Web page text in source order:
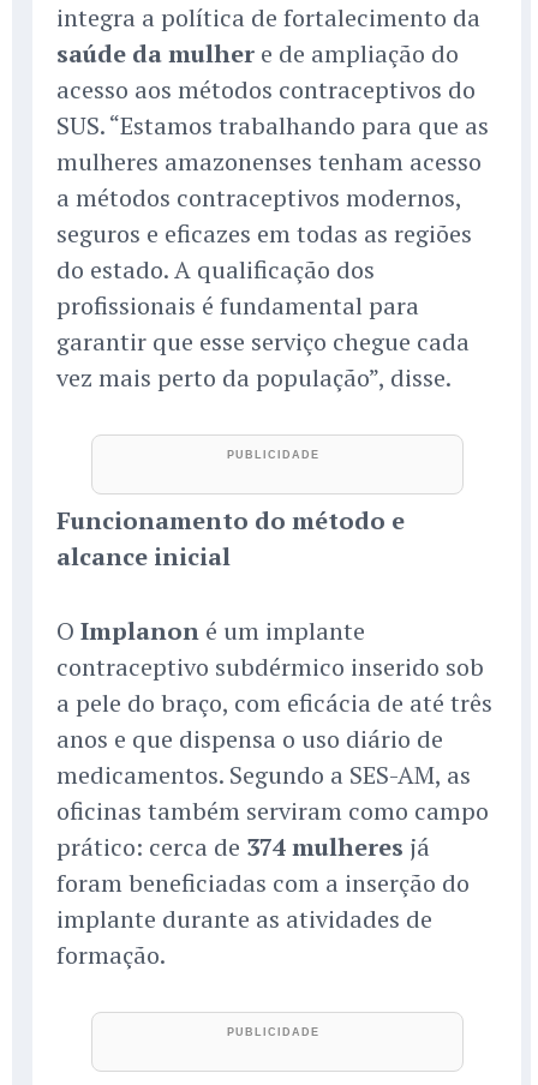
integra a política de fortalecimento da
saúde da mulher e de ampliação do
acesso aos métodos contraceptivos do
SUS. “Estamos trabalhando para que as
mulheres amazonenses tenham acesso
a métodos contraceptivos modernos,
seguros e eficazes em todas as regiões
do estado. A qualificação dos
profissionais é fundamental para
garantir que esse serviço chegue cada
vez mais perto da população”, disse.
Funcionamento do método e
alcance inicial
O Implanon é um implante
contraceptivo subdérmico inserido sob
a pele do braço, com eficácia de até três
anos e que dispensa o uso diário de
medicamentos. Segundo a SES-AM, as
oficinas também serviram como campo
prático: cerca de 374 mulheres já
foram beneficiadas com a inserção do
implante durante as atividades de
formação.